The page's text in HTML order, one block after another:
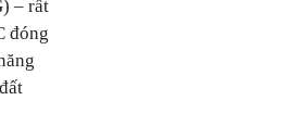
– rất
đóng